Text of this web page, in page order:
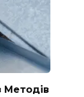
Методів